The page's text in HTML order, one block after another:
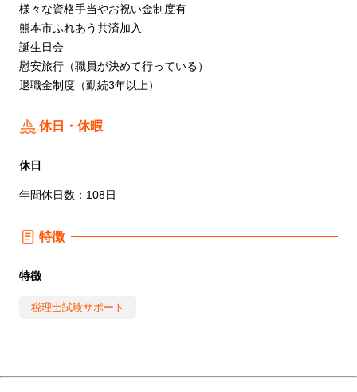
様々な資格手当やお祝い金制度有
熊本市ふれあう共済加入
誕生日会
慰安旅行（職員が決めて行っている）
退職金制度（勤続3年以上）
休日・休暇
休日
年間休日数：108日
特徴
特徴
税理士試験サポート